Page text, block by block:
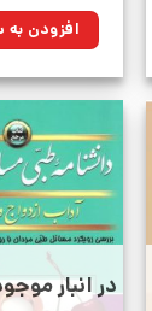
بود.
افزودن به
در انبار